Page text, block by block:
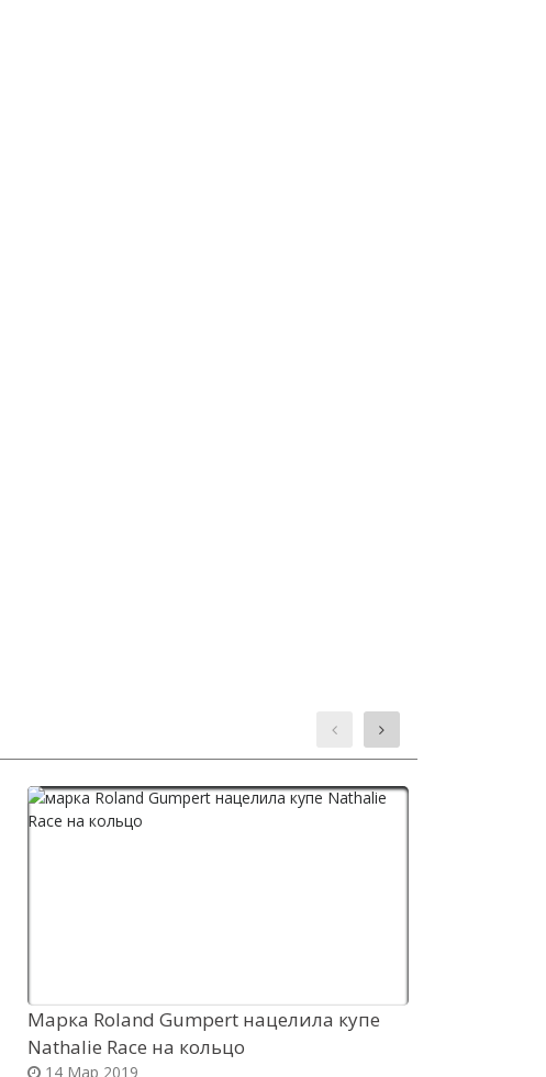
Марка Roland Gumpert нацелила купе
Nathalie Race на кольцо
14 Мар 2019